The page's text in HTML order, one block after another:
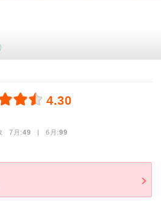
4.30
7月:49 | 6月:99